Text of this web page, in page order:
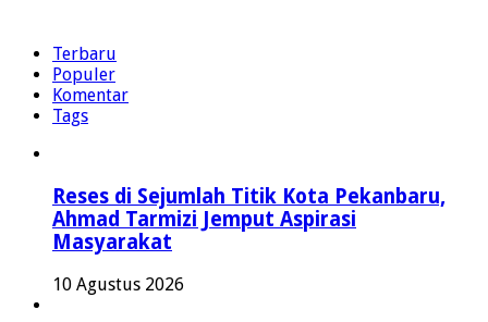
Terbaru
Populer
Komentar
Tags
Reses di Sejumlah Titik Kota Pekanbaru,
Ahmad Tarmizi Jemput Aspirasi
Masyarakat
10 Agustus 2026